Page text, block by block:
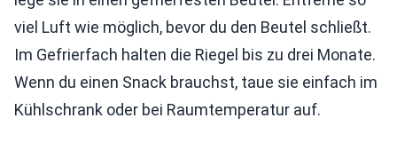
viel Luft wie möglich, bevor du den Beutel schließt.
Im Gefrierfach halten die Riegel bis zu drei Monate.
Wenn du einen Snack brauchst, taue sie einfach im
Kühlschrank oder bei Raumtemperatur auf.